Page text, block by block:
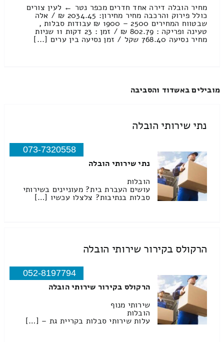
מחיר הובלה דירה אחד חדרים מכפר נטר ← לעין צורים
כולל פירוק והרכבה מחיר מחירון: 2034.45 ₪ / אלה
שבטווח המחירים 2500 – 1900 ₪ עבודות סבלות ,
טעינה ופריקה : 802.79 ₪ / זמן : 23 דקות 11 שניות
מחיר נסיעה 768.40 שקל / זמן נסיעה בין ערים [...]
מובילים באשדוד והסביבה
נתי שירותי הובלה
073-7320558
נתי שירותי הובלה
הובלות
עושים העברת בית? מעוניינים בשירותי
סבלות בנתיבות? צלצלו עכשיו […]
הרקולס בקירור שירותי הובלה
052-8197794
הרקולס בקירור שירותי הובלה
שירותי מנוף
הובלות
עלות שירותי סבלות בקריית גת – […]